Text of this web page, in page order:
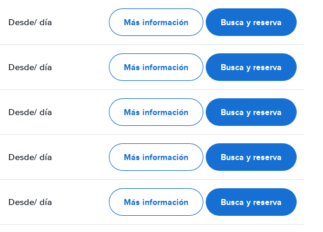
Desde/ día Más información Busca y reserva
Desde/ día Más información Busca y reserva
Desde/ día Más información Busca y reserva
Desde/ día Más información Busca y reserva
Desde/ día Más información Busca y reserva